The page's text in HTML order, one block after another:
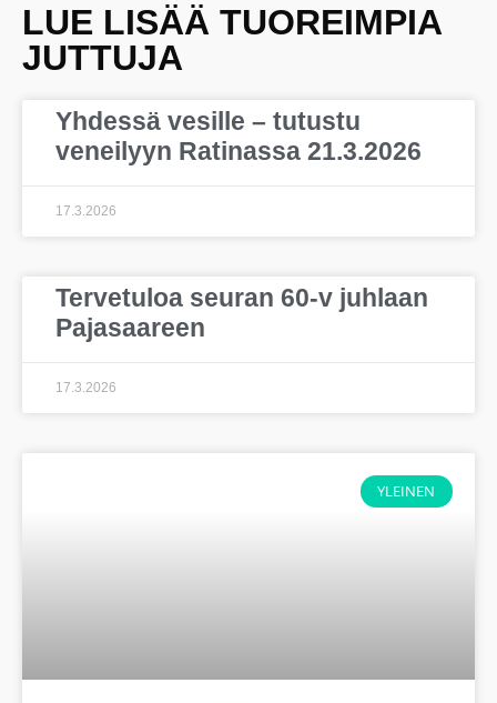
LUE LISÄÄ TUOREIMPIA
JUTTUJA
Yhdessä vesille – tutustu
veneilyyn Ratinassa 21.3.2026
17.3.2026
Tervetuloa seuran 60-v juhlaan
Pajasaareen
17.3.2026
YLEINEN